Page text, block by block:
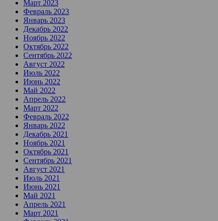
Март 2023
Февраль 2023
Январь 2023
Декабрь 2022
Ноябрь 2022
Октябрь 2022
Сентябрь 2022
Август 2022
Июль 2022
Июнь 2022
Май 2022
Апрель 2022
Март 2022
Февраль 2022
Январь 2022
Декабрь 2021
Ноябрь 2021
Октябрь 2021
Сентябрь 2021
Август 2021
Июль 2021
Июнь 2021
Май 2021
Апрель 2021
Март 2021